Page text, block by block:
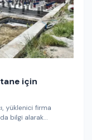
için
yüklenici firma
bilgi alarak